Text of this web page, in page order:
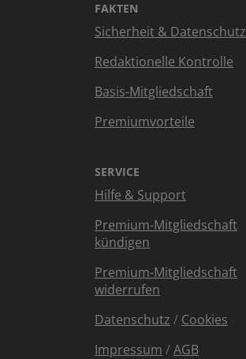
FAKTEN
Sicherheit & Datenschutz
Redaktionelle Kontrolle
Basis-Mitgliedschaft
Premiumvorteile
SERVICE
Hilfe & Support
Premium-Mitgliedschaft
kündigen
Premium-Mitgliedschaft
widerrufen
Datenschutz / Cookies
Impressum /AGB